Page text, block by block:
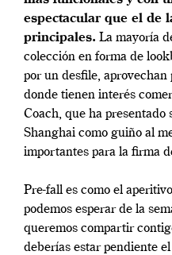
espectacular que el de
principales. La mayoría
colección en forma de
por un desfile,
donde tienen interés
Coach, que ha presentado
Shanghai como guiño al
importantes para la firma
Pre-fall es como el
podemos esperar de la
queremos compartir
deberías estar pendiente